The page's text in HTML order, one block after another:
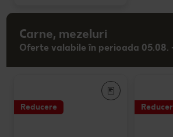
Carne, mezeluri
Oferte valabile în perioada 05.08.
Reducere